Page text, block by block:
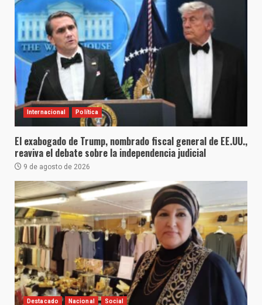
Internacional Política
El exabogado de Trump, nombrado fiscal general de EE.UU.,
reaviva el debate sobre la independencia judicial
9 de agosto de 2026
Destacado Nacional Social